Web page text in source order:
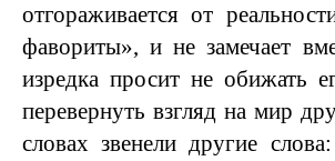
отгораживается от
фавориты», и не замечает
изредка просит не обижать
перевернуть взгляд на мир
словах звенели другие